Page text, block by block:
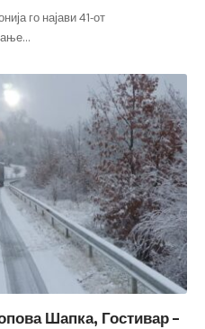
го најави 41-от
…
Шапка, Гостивар –